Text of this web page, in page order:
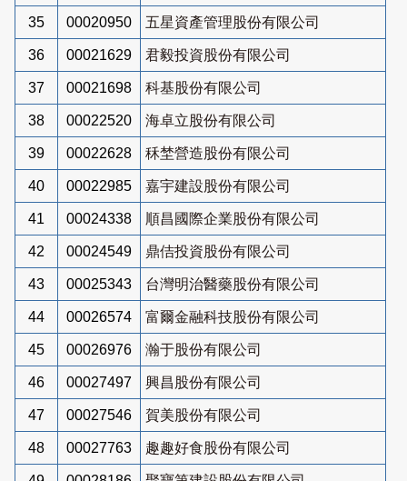
35 00020950 五星資產管理股份有限公司
36 00021629 君毅投資股份有限公司
37 00021698 科基股份有限公司
38 00022520 海卓立股份有限公司
39 00022628 秝埜營造股份有限公司
40 00022985 嘉宇建設股份有限公司
41 00024338 順昌國際企業股份有限公司
42 00024549 鼎佶投資股份有限公司
43 00025343 台灣明治醫藥股份有限公司
44 00026574 富爾金融科技股份有限公司
45 00026976 瀚于股份有限公司
46 00027497 興昌股份有限公司
47 00027546 賀美股份有限公司
48 00027763 趣趣好食股份有限公司